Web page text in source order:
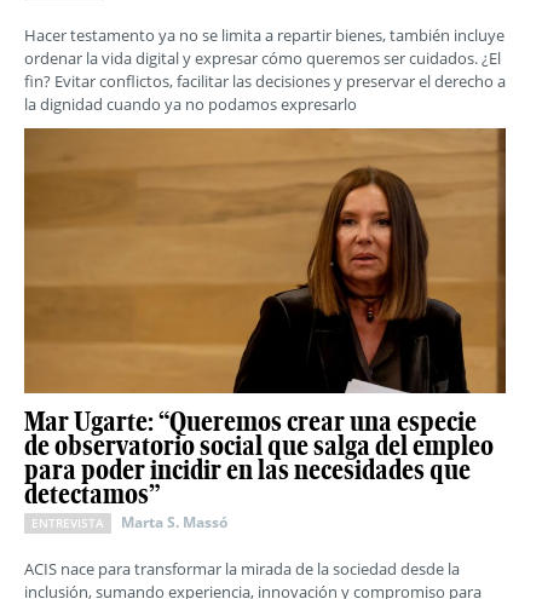
Hacer testamento ya no se limita a repartir bienes, también incluye
ordenar la vida digital y expresar cómo queremos ser cuidados. ¿El
fin? Evitar conflictos, facilitar las decisiones y preservar el derecho a
la dignidad cuando ya no podamos expresarlo
Mar Ugarte: “Queremos crear una especie
de observatorio social que salga del empleo
para poder incidir en las necesidades que
detectamos”
ENTREVISTA Marta S. Massó
ACIS nace para transformar la mirada de la sociedad desde la
inclusión, sumando experiencia, innovación y compromiso para